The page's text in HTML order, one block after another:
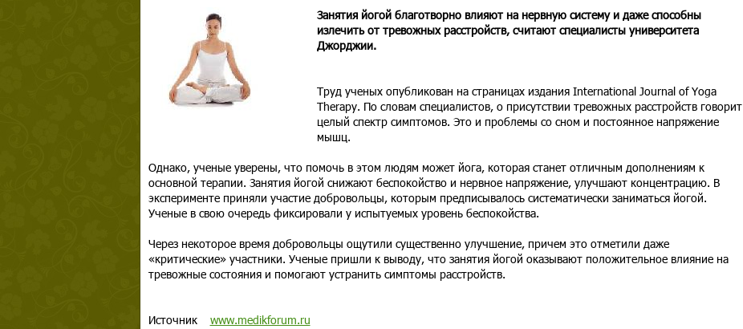
Занятия йогой благотворно влияют на нервную систему и даже способны
излечить от тревожных расстройств, считают специалисты университета
Джорджии.
Труд ученых опубликован на страницах издания International Journal of Yoga
Therapy. По словам специалистов, о присутствии тревожных расстройств говорит
целый спектр симптомов. Это и проблемы со сном и постоянное напряжение
мышц.
Однако, ученые уверены, что помочь в этом людям может йога, которая станет отличным дополнениям к
основной терапии. Занятия йогой снижают беспокойство и нервное напряжение, улучшают концентрацию. В
эксперименте приняли участие добровольцы, которым предписывалось систематически заниматься йогой.
Ученые в свою очередь фиксировали у испытуемых уровень беспокойства.
Через некоторое время добровольцы ощутили существенно улучшение, причем это отметили даже
«критические» участники. Ученые пришли к выводу, что занятия йогой оказывают положительное влияние на
тревожные состояния и помогают устранить симптомы расстройств.
Источник www.medikforum.ru